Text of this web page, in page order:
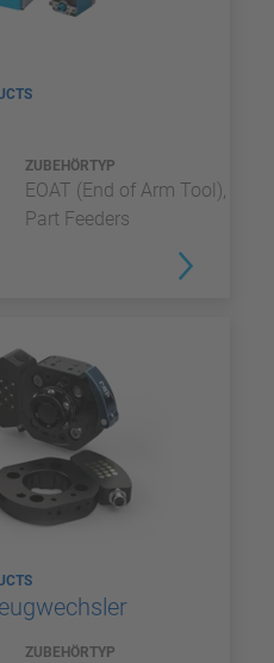
ZUBEHÖRTYP
EOAT (End of Arm Tool),
Part Feeders
ZUBEHÖRTYP